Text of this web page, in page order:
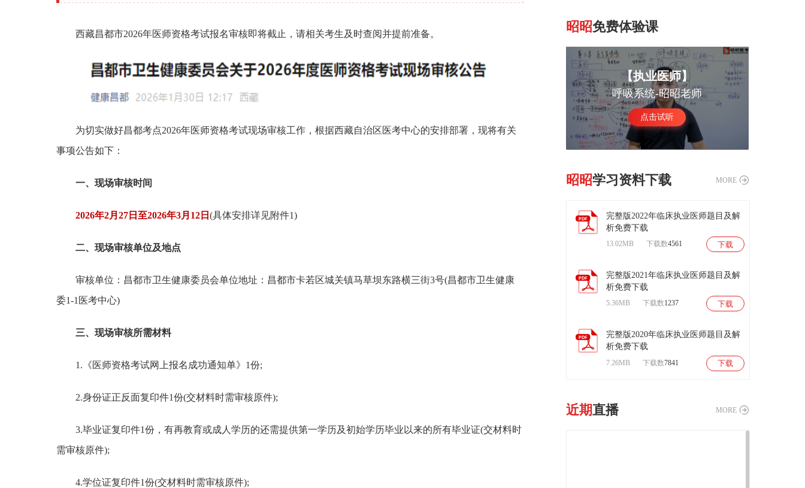
西藏昌都市2026年医师资格考试报名审核即将截止，请相关考生及时查阅并提前准备。
为切实做好昌都考点2026年医师资格考试现场审核工作，根据西藏自治区医考中心的安排部署，现将有关
事项公告如下：
一、现场审核时间
2026年2月27日至2026年3月12日(具体安排详见附件1)
二、现场审核单位及地点
审核单位：昌都市卫生健康委员会单位地址：昌都市卡若区城关镇马草坝东路横三街3号(昌都市卫生健康
委1-1医考中心)
三、现场审核所需材料
1.《医师资格考试网上报名成功通知单》1份;
2.身份证正反面复印件1份(交材料时需审核原件);
3.毕业证复印件1份，有再教育或成人学历的还需提供第一学历及初始学历毕业以来的所有毕业证(交材料时
需审核原件);
4.学位证复印件1份(交材料时需审核原件);
昭昭免费体验课
【执业医师】
呼吸系统-昭昭老师
点击试听
后
进
试
听
昭昭学习资料下载 MORE
完整版2022年临床执业医师题目及解
析免费下载
13.02MB 下载数4561 下载
完整版2021年临床执业医师题目及解
析免费下载
5.36MB 下载数1237 下载
完整版2020年临床执业医师题目及解
析免费下载
7.26MB 下载数7841 下载
近期直播 MORE